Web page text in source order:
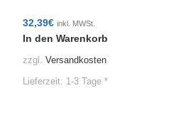
32,39€ inkl. MWSt.
In den Warenkorb
zzgl. Versandkosten
Lieferzeit: 1-3 Tage *